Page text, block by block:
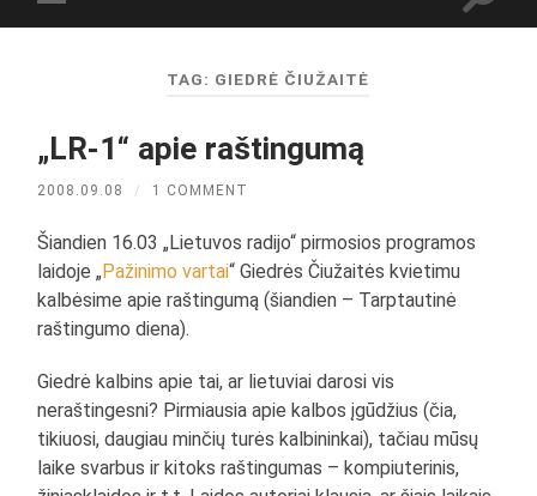
Toggle
mobile
TAG: GIEDRĖ ČIUŽAITĖ
„LR-1“ apie raštingumą
2008.09.08 / 1 COMMENT
Šiandien 16.03 „Lietuvos radijo“ pirmosios programos
laidoje „Pažinimo vartai“ Giedrės Čiužaitės kvietimu
kalbėsime apie raštingumą (šiandien – Tarptautinė
raštingumo diena).
Giedrė kalbins apie tai, ar lietuviai darosi vis
neraštingesni? Pirmiausia apie kalbos įgūdžius (čia,
tikiuosi, daugiau minčių turės kalbininkai), tačiau mūsų
laike svarbus ir kitoks raštingumas – kompiuterinis,